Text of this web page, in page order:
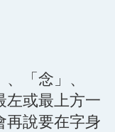
「念」、
左或最上方一
再說要在字身